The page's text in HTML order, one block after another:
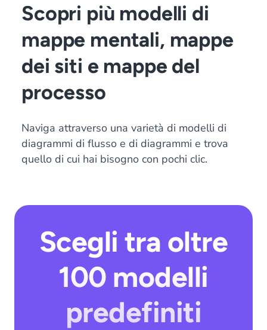
Scopri più modelli di
mappe mentali, mappe
dei siti e mappe del
processo
Naviga attraverso una varietà di modelli di
diagrammi di flusso e di diagrammi e trova
quello di cui hai bisogno con pochi clic.
Scegli tra oltre
100 modelli
predefiniti